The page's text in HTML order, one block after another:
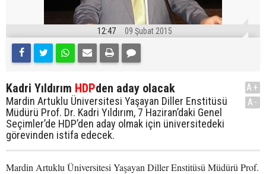
12:47 09 Şubat 2015
Kadri Yıldırım HDPden aday olacak
Mardin Artuklu Üniversitesi Yaşayan Diller Enstitüsü
Müdürü Prof. Dr. Kadri Yıldırım, 7 Haziran’daki Genel
Seçimler’de HDP’den aday olmak için üniversitedeki
görevinden istifa edecek.
A+
A-
Mardin Artuklu Üniversitesi Yaşayan Diller Enstitüsü Müdürü Prof.